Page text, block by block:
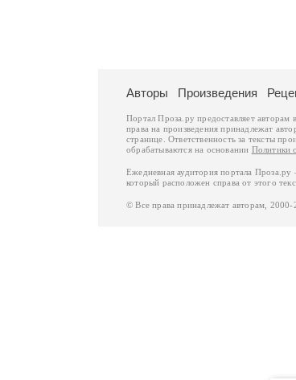
Авторы Произведения
Портал Проза.ру предоставляет
права на произведения принадлежат
странице. Ответственность за тексты
обрабатываются на основании Политики
Ежедневная аудитория портала
который расположен справа от этого
© Все права принадлежат авторам,